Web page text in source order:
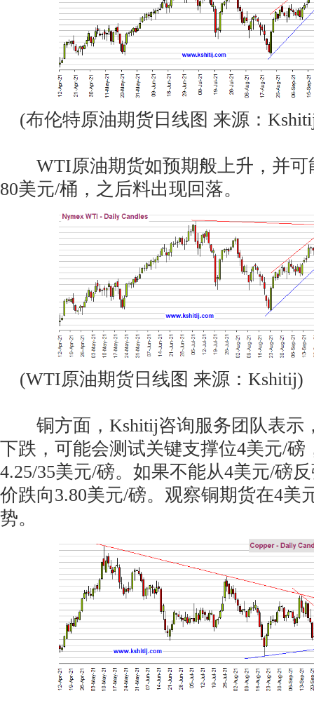
(布伦特原油期货日线图 来源：
WTI原油期货如预期般上升，并可
80美元/桶，之后料出现回落。
(WTI原油期货日线图 来源：Kshitij)
铜方面，Kshitij咨询服务团队表示
下跌，可能会测试关键支撑位4美元/磅
4.25/35美元/磅。如果不能从4美元/磅
价跌向3.80美元/磅。观察铜期货在4美
势。